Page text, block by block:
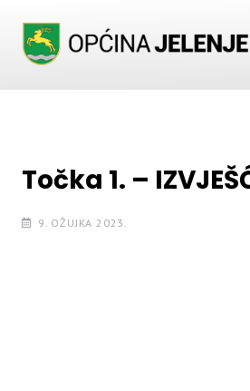
Točka 1. –
9. OŽUJKA 2023.